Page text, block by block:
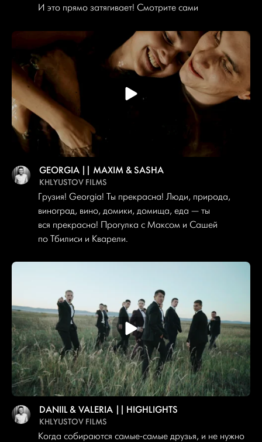
И это прямо затягивает! Смотрите сами
GEORGIA || MAXIM & SASHA
KHLYUSTOV FILMS
Грузия! Georgia! Ты прекрасна! Люди, природа,
виноград, вино, домики, домища, еда — ты
вся прекрасна! Прогулка с Максом и Сашей
по Тбилиси и Кварели.
DANIIL & VALERIA || HIGHLIGHTS
KHLYUSTOV FILMS
Когда собираются самые-самые друзья, и не нужно